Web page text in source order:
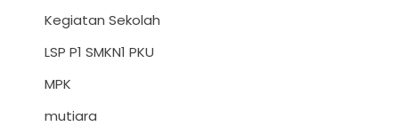
Kegiatan Sekolah
LSP P1 SMKN1 PKU
MPK
mutiara